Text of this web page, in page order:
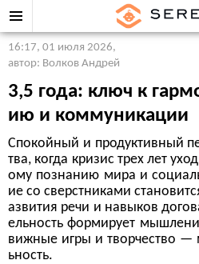
16:17, 01 июля 2026,
автор: Волков Андрей
3,5 года: ключ к
ию и коммуникации
Спокойный и продуктивный
тва, когда кризис трех лет
ому познанию мира и
ие со сверстниками
азвития речи и навыков
ельность формирует
вижные игры и творчество —
ьность.